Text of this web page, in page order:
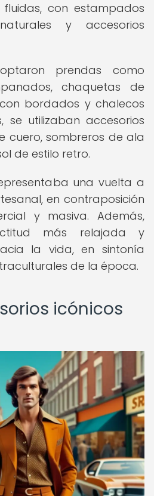
con estampados
y accesorios
prendas como
chaquetas de
bordados y chalecos
se utilizaban accesorios
cuero, sombreros de ala
de estilo retro.
una vuelta a
en contraposición
y masiva. Además,
más relajada y
la vida, en sintonía
de la época.
icónicos